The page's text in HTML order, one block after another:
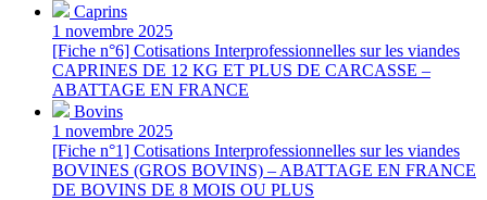
Caprins
1 novembre 2025
[Fiche n°6] Cotisations Interprofessionnelles sur les viandes
CAPRINES DE 12 KG ET PLUS DE CARCASSE –
ABATTAGE EN FRANCE
Bovins
1 novembre 2025
[Fiche n°1] Cotisations Interprofessionnelles sur les viandes
BOVINES (GROS BOVINS) – ABATTAGE EN FRANCE
DE BOVINS DE 8 MOIS OU PLUS